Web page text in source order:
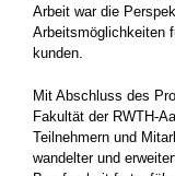
Arbeit war die
Arbeitsmöglichkeiten
kunden.
Mit Abschluss des
Fakultät der RWTH-
Teilnehmern und
wandelter und